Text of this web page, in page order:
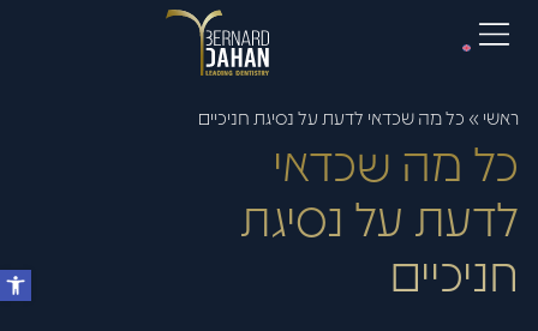
ראשי » כל מה שכדאי לדעת על נסיגת חניכיים
כל מה שכדאי
לדעת על נסיגת
חניכיים